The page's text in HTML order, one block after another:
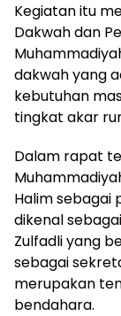
Kegiatan itu
Dakwah dan
dakwah yang
kebutuhan
tingkat akar
Dalam rapat
Halim sebagai
dikenal
Zulfadli yang
sebagai
merupakan
bendahara.